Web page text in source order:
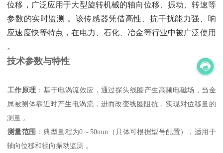
位移，广泛应用于大型旋转机械的轴向位移、振动、转速等
参数的实时监测 。该传感器凭借高性、抗干扰能力强、响
应速度快等特点，在电力、石化、冶金等行业中被广泛使用
。
技术参数与特性
工作原理 ‌：基于电涡流效应，通过探头线圈产生高频电磁场，当金
属被测体靠近时产生电涡流，进而改变线圈阻抗，实现对位移量的
测量 。
测量范围 ‌：典型量程为0～50mm（具体可根据型号配置），适用于
轴向位移和径向振动监测 。